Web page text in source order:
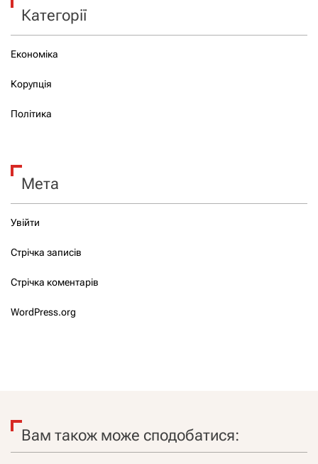
Категорії
Економіка
Корупція
Політика
Мета
Увійти
Стрічка записів
Стрічка коментарів
WordPress.org
Вам також може сподобатися: